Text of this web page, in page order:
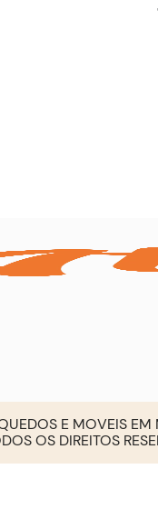
E MOVEIS
OS DIREITOS